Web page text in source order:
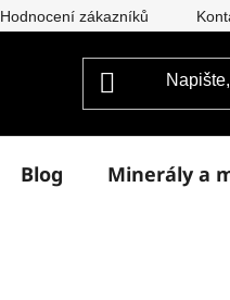
Hodnocení zákazníků
Blog Minerály a